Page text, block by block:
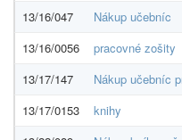
13/16/047
Nákup učebníc
13/16/0056
pracovné zošity
13/17/147
Nákup učebníc
13/17/0153
knihy